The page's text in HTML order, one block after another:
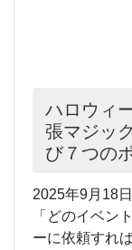
ハロウィ
張マジッ
び７つの
2025年9月18日
「どのイベン
ーに依頼すれ